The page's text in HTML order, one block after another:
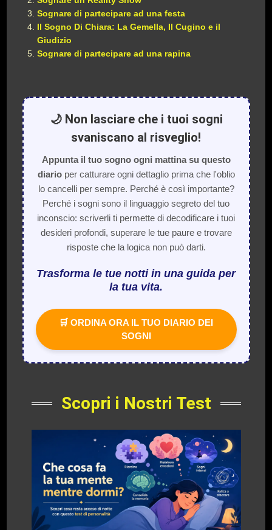
Sognare di partecipare ad una festa
Il Sogno Di Chiara: La Gemella, Il Cugino e il
Giudizio
Sognare di partecipare ad una rapina
🌙 Non lasciare che i tuoi sogni
svaniscano al risveglio!
Appunta il tuo sogno ogni mattina su questo
diarioper catturare ogni dettaglio prima che l'oblio
lo cancelli per sempre. Perché è così importante?
Perché i sogni sono il linguaggio segreto del tuo
inconscio: scriverli ti permette di decodificare i tuoi
desideri profondi, superare le tue paure e trovare
risposte che la logica non può darti.
Trasforma le tue notti in una guida per
la tua vita.
🛒 ORDINA ORA IL TUO DIARIO DEI
SOGNI
Scopri i Nostri Test